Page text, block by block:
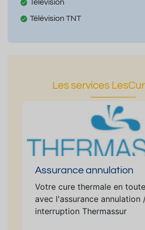
Télévision
Télévision TNT
Les services
Assurance annulation
Votre cure thermale en
avec l'assurance annulation
interruption Thermassur